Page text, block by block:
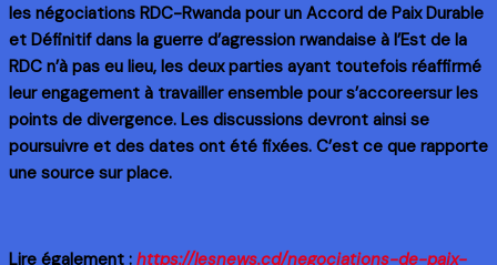
les négociations RDC-Rwanda pour un Accord de Paix Durable
et Définitif dans la guerre d’agression rwandaise à l’Est de la
RDC n’à pas eu lieu, les deux parties ayant toutefois réaffirmé
leur engagement à travailler ensemble pour s’accoreersur les
points de divergence. Les discussions devront ainsi se
poursuivre et des dates ont été fixées. C’est ce que rapporte
une source sur place.
Lire également : https://lesnews.cd/negociations-de-paix-